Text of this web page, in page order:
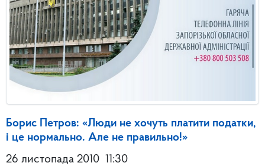
Борис Петров: «Люди не хочуть платити податки,
і це нормально. Але не правильно!»
26 листопада 2010 11:30